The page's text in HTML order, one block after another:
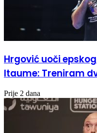
Hrgović uoči
Itaume: Treniram
Prije 2 dana